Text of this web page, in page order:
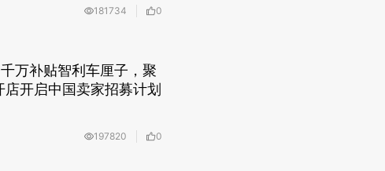
181734 0
万补贴智利车厘子，聚
开启中国卖家招募计划
197820 0